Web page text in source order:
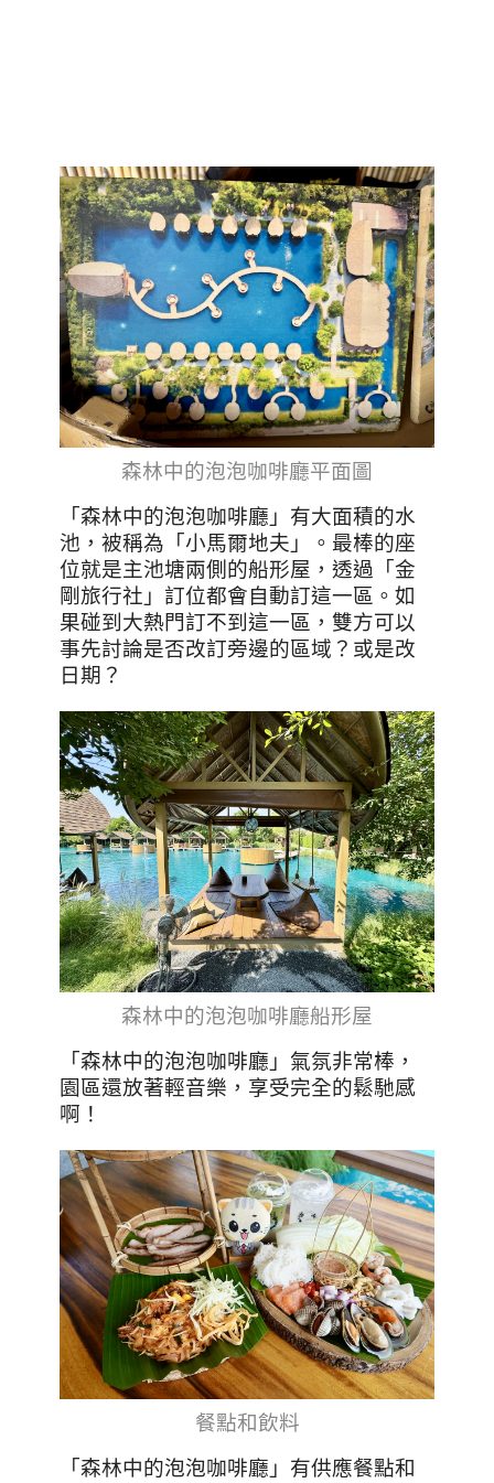
森林中的泡泡咖啡廳平面圖
「森林中的泡泡咖啡廳」有大面積的水
池，被稱為「小馬爾地夫」。最棒的座
位就是主池塘兩側的船形屋，透過「金
剛旅行社」訂位都會自動訂這一區。如
果碰到大熱門訂不到這一區，雙方可以
事先討論是否改訂旁邊的區域？或是改
日期？
森林中的泡泡咖啡廳船形屋
「森林中的泡泡咖啡廳」氣氛非常棒，
園區還放著輕音樂，享受完全的鬆馳感
啊！
餐點和飲料
「森林中的泡泡咖啡廳」有供應餐點和